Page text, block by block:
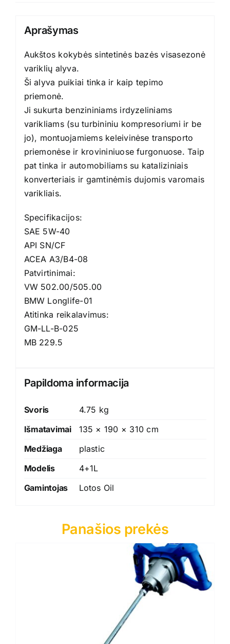
Aprašymas
Aukštos kokybės sintetinės bazės visasezonė
variklių alyva.
Ši alyva puikiai tinka ir kaip tepimo
priemonė.
Ji sukurta benzininiams irdyzeliniams
varikliams (su turbininiu kompresoriumi ir be
jo), montuojamiems keleivinėse transporto
priemonėse ir krovininiuose furgonuose. Taip
pat tinka ir automobiliams su kataliziniais
konverteriais ir gamtinėmis dujomis varomais
varikliais.
Specifikacijos:
SAE 5W-40
API SN/CF
ACEA A3/B4-08
Patvirtinimai:
VW 502.00/505.00
BMW Longlife-01
Atitinka reikalavimus:
GM-LL-B-025
MB 229.5
Papildoma informacija
Svoris
4.75 kg
Išmatavimai
135 × 190 × 310 cm
Medžiaga
plastic
Modelis
4+1L
Gamintojas
Lotos Oil
Panašios prekės